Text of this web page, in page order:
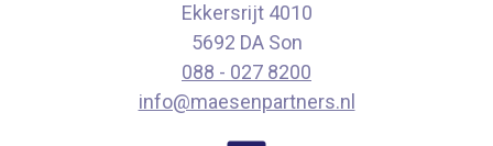
Ekkersrijt 4010
5692 DA Son
088 - 027 8200
info@maesenpartners.nl